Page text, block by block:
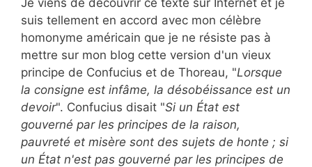
suis tellement en accord avec mon célèbre
homonyme américain que je ne résiste pas à
mettre sur mon blog cette version d'un vieux
principe de Confucius et de Thoreau, "Lorsque
la consigne est infâme, la désobéissance est un
devoir". Confucius disait "Si un État est
gouverné par les principes de la raison,
pauvreté et misère sont des sujets de honte ; si
un État n'est pas gouverné par les principes de